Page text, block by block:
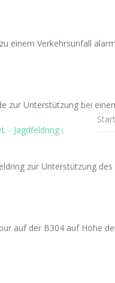
einem Verkehrsunfall
zur Unterstützung bei
- Jagdfeldring (
zur Unterstützung
auf der B304 auf Höhe